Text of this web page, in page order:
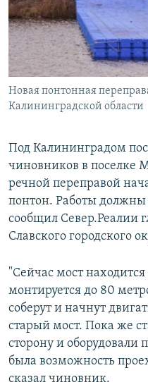
СОЦИАЛЬНЫЕ СЕТИ
Все сайты РСЕ/РС
Новая понтонная
Калининградской области
Под Калининградом
чиновников в поселке
речной переправой
понтон. Работы должны
сообщил Север.Реалии
Славского городского
"Сейчас мост
монтируется до 80
соберут и начнут
старый мост. Пока же
сторону и оборудовали
была возможность
сказал чиновник.